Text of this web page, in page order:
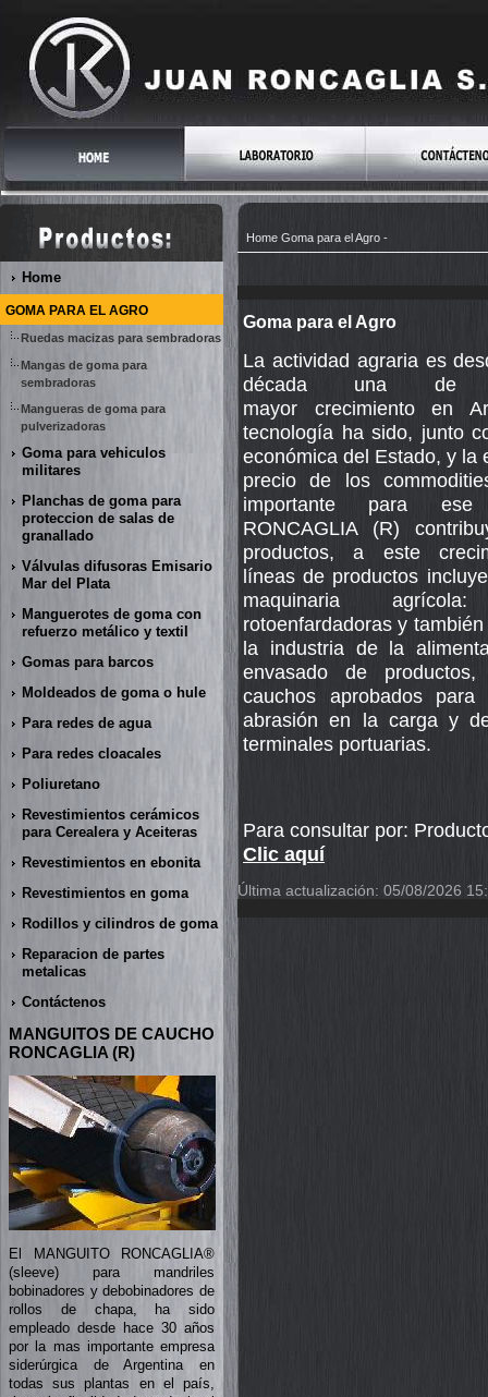
Home Goma para el Agro -
Goma para el Agro
La actividad agraria es
década una
mayor crecimiento en
tecnología ha sido, junto
económica del Estado, y la
precio de los
importante para ese
RONCAGLIA (R)
productos, a este
líneas de productos
maquinaria agrícola:
rotoenfardadoras y
la industria de la
envasado de
cauchos aprobados
abrasión en la carga y
terminales portuarias.
Para consultar por:
Clic aquí
Última actualización: 05/08/2026
Home
GOMA PARA EL AGRO
Ruedas macizas para sembradoras
Mangas de goma para
sembradoras
Mangueras de goma para
pulverizadoras
Goma para vehiculos
militares
Planchas de goma para
proteccion de salas de
granallado
Válvulas difusoras Emisario
Mar del Plata
Manguerotes de goma con
refuerzo metálico y textil
Gomas para barcos
Moldeados de goma o hule
Para redes de agua
Para redes cloacales
Poliuretano
Revestimientos cerámicos
para Cerealera y Aceiteras
Revestimientos en ebonita
Revestimientos en goma
Rodillos y cilindros de goma
Reparacion de partes
metalicas
Contáctenos
MANGUITOS DE CAUCHO
RONCAGLIA (R)
El MANGUITO RONCAGLIA®
(sleeve) para mandriles
bobinadores y debobinadores de
rollos de chapa, ha sido
empleado desde hace 30 años
por la mas importante empresa
siderúrgica de Argentina en
todas sus plantas en el país,